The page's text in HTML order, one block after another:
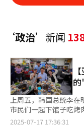
‘政治’新闻
上周五，韩国总统李在
市民们一起下馆子吃
同市井繁荣，经济才能繁荣。” 韩国在经历了政
2025-07-17 17:36:31